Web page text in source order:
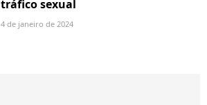
tráfico sexual
4 de janeiro de 2024